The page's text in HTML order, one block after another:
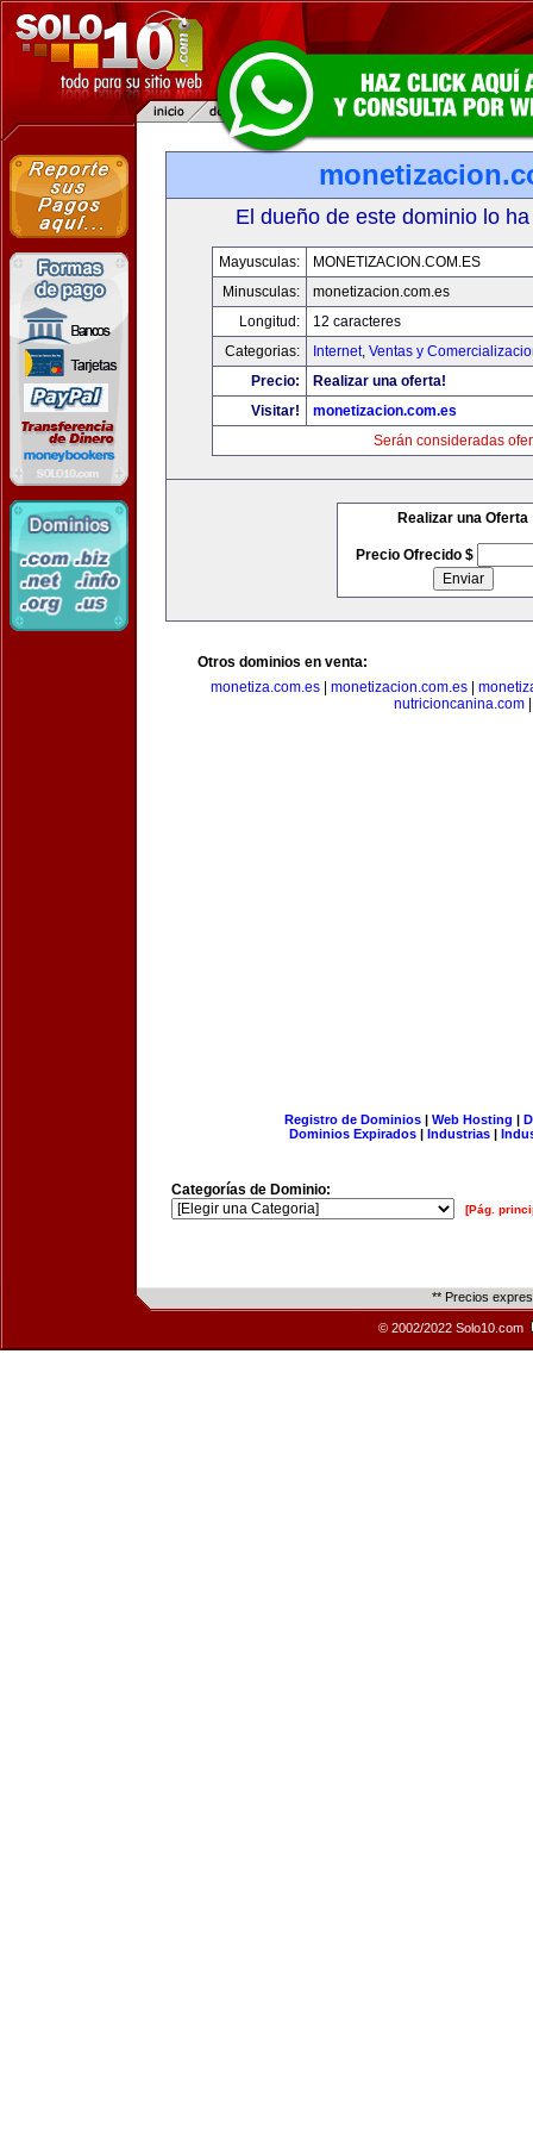
El dueño de este dominio lo
Mayusculas:
MONETIZACION.COM.ES
Minusculas:
monetizacion.com.es
Longitud:
12 caracteres
Categorias:
Internet, Ventas y
Precio:
Realizar una oferta!
Visitar!
monetizacion.com.es
Serán consideradas
Realizar una Oferta
Precio Ofrecido $
Otros dominios en venta:
monetiza.com.es| monetizacion.com.es|
nutricioncanina.com
Registro de Dominios| Web Hosting |
Dominios Expirados | Industrias |
Categorías de Dominio:
[Pág.
** Precios
© 2002/2022 Solo10.com